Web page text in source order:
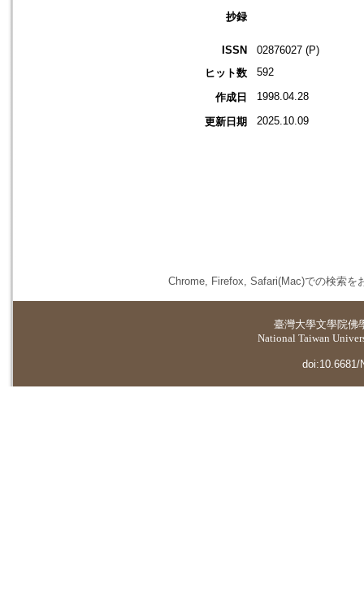
抄録
ISSN
02876027 (P)
ヒット数
592
作成日 1998.04.28
更新日期 2025.10.09
Chrome, Firefox, Safari(Mac)での検索を
臺灣大學文學院佛
National Taiwan
doi:10.6681/